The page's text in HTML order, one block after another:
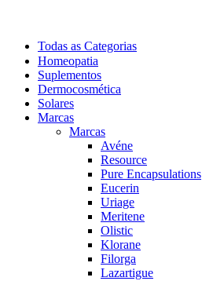
Todas as Categorias
Homeopatia
Suplementos
Dermocosmética
Solares
Marcas
Marcas
Avéne
Resource
Pure Encapsulations
Eucerin
Uriage
Meritene
Olistic
Klorane
Filorga
Lazartigue